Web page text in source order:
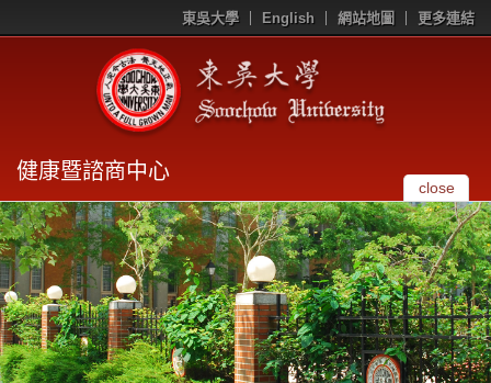
東吳大學 English 網站地圖 更多連結
健康暨諮商中心
close